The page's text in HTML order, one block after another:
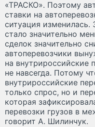
«ТРАСКО». Поэтому
ставки на
ситуация изменилась.
стало значительно
сделок значительно
автоперевозчики
на внутрироссийские
не навсегда. Потому
внутрироссийские
только спрос, но и
которая
перевозки грузов в
говорит А. Шилинчук.